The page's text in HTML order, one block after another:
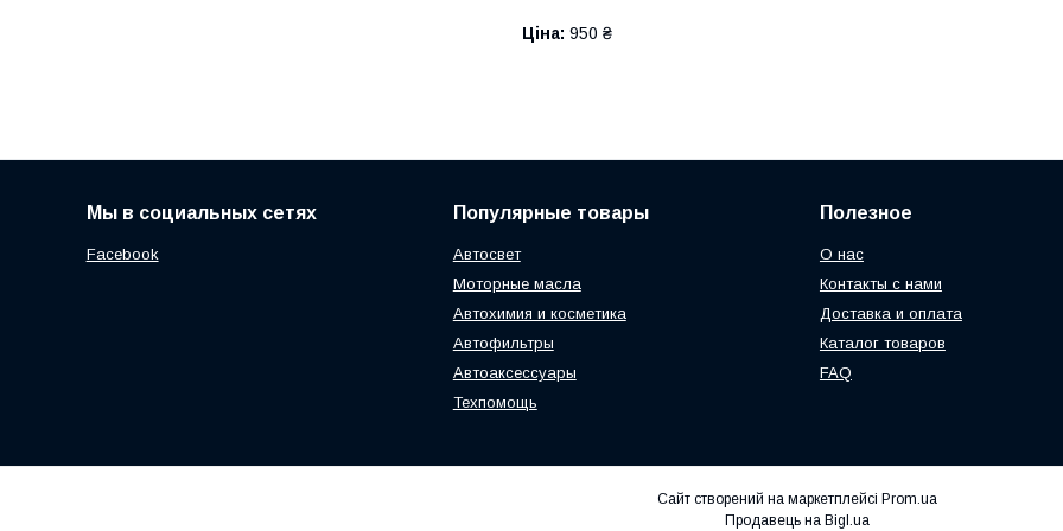
Ціна: 950 ₴
Мы в социальных сетях
Facebook
Популярные товары
Автосвет
Моторные масла
Автохимия и косметика
Автофильтры
Автоаксессуары
Техпомощь
Полезное
О нас
Контакты с нами
Доставка и оплата
Каталог товаров
FAQ
Сайт створений на маркетплейсі Prom.ua
Продавець на Bigl.ua